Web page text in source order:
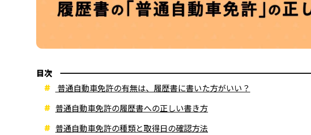
目次
普通自動車免許の有無は、履歴書に書いた方がいい？
普通自動車免許の履歴書への正しい書き方
普通自動車免許の種類と取得日の確認方法